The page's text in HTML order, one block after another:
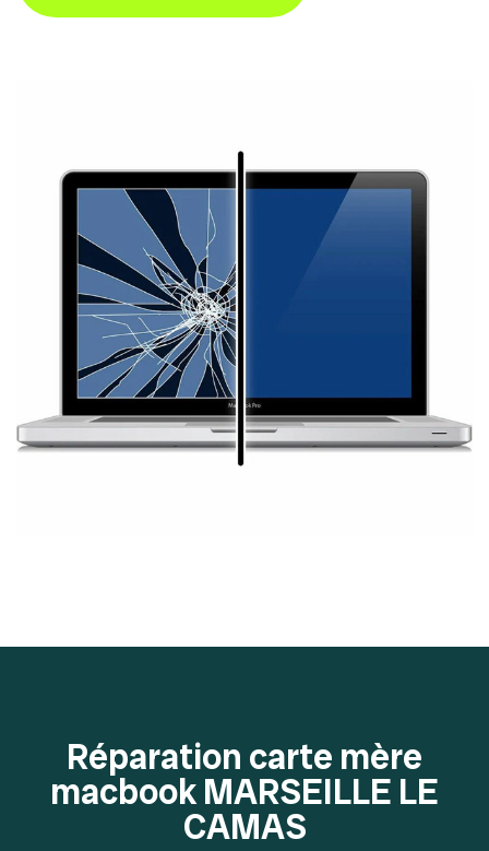
Réparation carte mère
macbook MARSEILLE LE
CAMAS